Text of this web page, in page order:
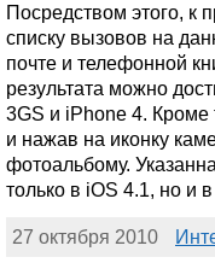
Посредством этого, к
списку вызовов на
почте и телефонной
результата можно
3GS и iPhone 4.
и нажав на иконку
фотоальбому.
только в iOS 4.1, но и
27 октября 2010